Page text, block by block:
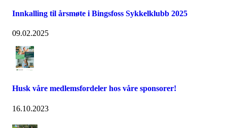
Innkalling til årsmøte i Bingsfoss Sykkelklubb 2025
09.02.2025
Husk våre medlemsfordeler hos våre sponsorer!
16.10.2023